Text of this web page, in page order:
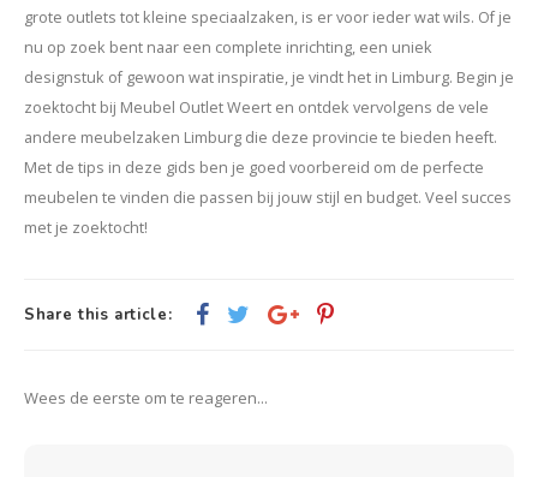
grote outlets tot kleine speciaalzaken, is er voor ieder wat wils. Of je
nu op zoek bent naar een complete inrichting, een uniek
designstuk of gewoon wat inspiratie, je vindt het in Limburg. Begin je
zoektocht bij Meubel Outlet Weert en ontdek vervolgens de vele
andere meubelzaken Limburg die deze provincie te bieden heeft.
Met de tips in deze gids ben je goed voorbereid om de perfecte
meubelen te vinden die passen bij jouw stijl en budget. Veel succes
met je zoektocht!
Share this article:
Wees de eerste om te reageren...